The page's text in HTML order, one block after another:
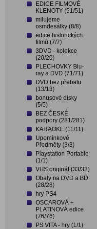
EDICE FILMOVÉ
KLENOTY (51/51)
milujeme
osmdesátky (8/8)
edice historických
filmů (7/7)
3DVD - kolekce
(20/20)
PLECHOVKY Blu-
ray a DVD (71/71)
DVD bez přebalu
(13/13)
bonusové disky
(5/5)
BEZ ČESKÉ
podpory (281/281)
KARAOKE (11/11)
Upomínkové
Předměty (3/3)
Playstation Portable
(1/1)
VHS originál (33/33)
Obaly na DVD a BD
(28/28)
hry PS4
OSCAROVÁ +
PLATINOVÁ edice
(76/76)
PS VITA - hry (1/1)